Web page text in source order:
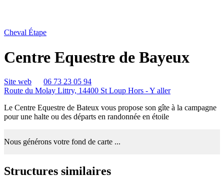
Cheval Étape
Centre Equestre de Bayeux
Site web
06 73 23 05 94
Route du Molay Littry, 14400 St Loup Hors -Y aller
Le Centre Equestre de Bateux vous propose son gîte à la campagne
pour une halte ou des départs en randonnée en étoile
Nous générons votre fond de carte ...
Structures similaires